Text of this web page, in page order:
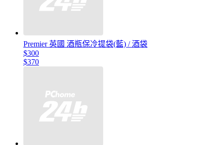
Premier 英國 酒瓶保冷提袋(藍) / 酒袋
$300
$370